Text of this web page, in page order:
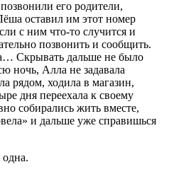
его родители,
оставил им этот номер
с ним что-то случится и
позвонить и сообщить.
Скрывать дальше не было
ночь, Алла не задавала
рядом, ходила в магазин,
дня переехала к своему
собирались жить вместе,
и дальше уже справишься